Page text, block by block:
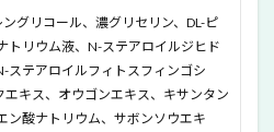
グリコール、濃グリセリン、DL-ピ
トリウム液、N-ステアロイルジヒド
ステアロイルフィトスフィンゴシ
エキス、オウゴンエキス、キサンタン
ン酸ナトリウム、サボンソウエキ